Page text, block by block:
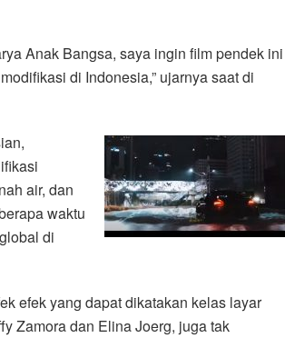
Anak Bangsa, saya ingin film pendek ini
di Indonesia,” ujarnya saat di
air, dan
waktu
di
efek yang dapat dikatakan kelas layar
Zamora dan Elina Joerg, juga tak